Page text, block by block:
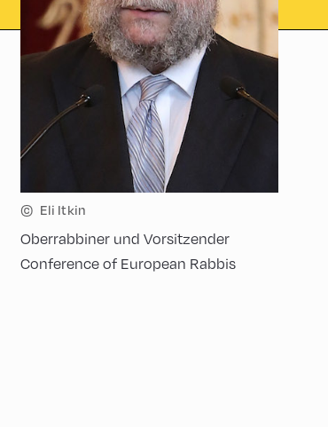
© Eli Itkin
Oberrabbiner und Vorsitzender
Conference of European Rabbis